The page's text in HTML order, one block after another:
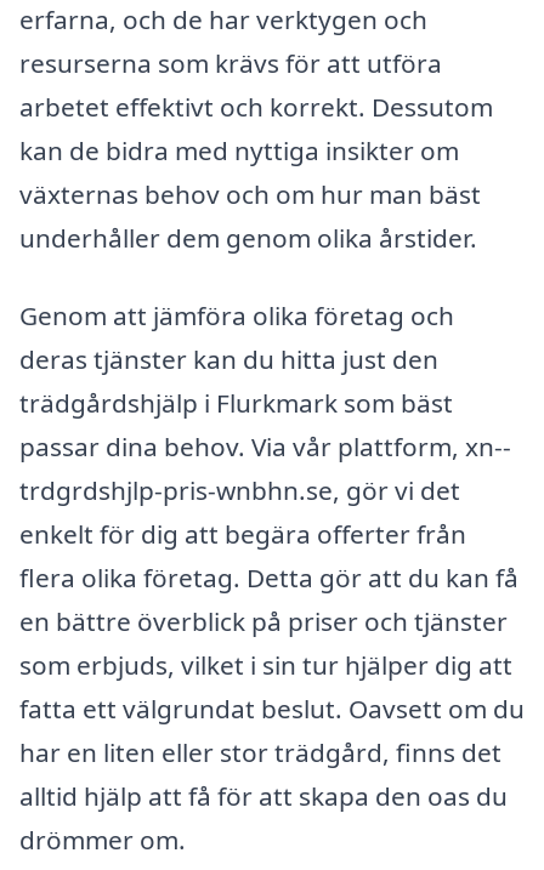
erfarna, och de har verktygen och
resurserna som krävs för att utföra
arbetet effektivt och korrekt. Dessutom
kan de bidra med nyttiga insikter om
växternas behov och om hur man bäst
underhåller dem genom olika årstider.
Genom att jämföra olika företag och
deras tjänster kan du hitta just den
trädgårdshjälp i Flurkmark som bäst
passar dina behov. Via vår plattform, xn--
trdgrdshjlp-pris-wnbhn.se, gör vi det
enkelt för dig att begära offerter från
flera olika företag. Detta gör att du kan få
en bättre överblick på priser och tjänster
som erbjuds, vilket i sin tur hjälper dig att
fatta ett välgrundat beslut. Oavsett om du
har en liten eller stor trädgård, finns det
alltid hjälp att få för att skapa den oas du
drömmer om.